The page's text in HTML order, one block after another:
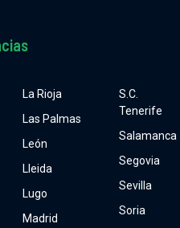
La Rioja
Las Palmas
León
Lleida
Lugo
Madrid
S.C.
Tenerife
Salamanca
Segovia
Sevilla
Soria